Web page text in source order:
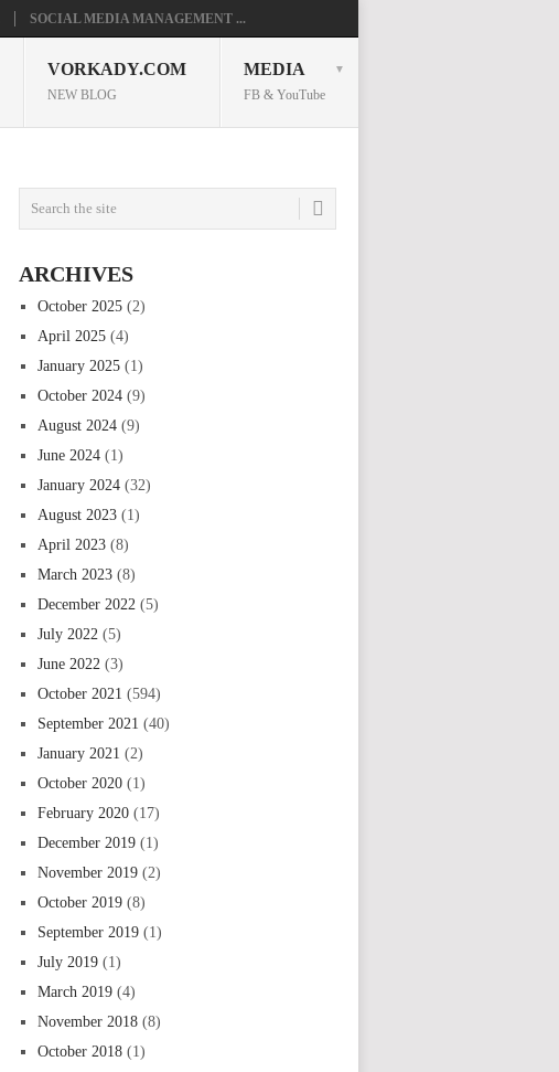
SOCIAL MEDIA MANAGEMENT ...
VORKADY.COM
NEW BLOG
MEDIA
FB & YouTube
ARCHIVES
October 2025 (2)
April 2025 (4)
January 2025 (1)
October 2024 (9)
August 2024 (9)
June 2024 (1)
January 2024 (32)
August 2023 (1)
April 2023 (8)
March 2023 (8)
December 2022 (5)
July 2022 (5)
June 2022 (3)
October 2021 (594)
September 2021 (40)
January 2021 (2)
October 2020 (1)
February 2020 (17)
December 2019 (1)
November 2019 (2)
October 2019 (8)
September 2019 (1)
July 2019 (1)
March 2019 (4)
November 2018 (8)
October 2018 (1)